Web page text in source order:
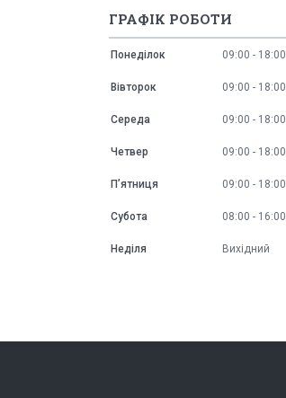
ГРАФІК РОБОТИ
Понеділок 09:00 18:00
Вівторок 09:00 18:00
Середа 09:00 18:00
Четвер 09:00 18:00
Пʼятниця 09:00 18:00
Субота 08:00 16:00
Неділя Вихідний